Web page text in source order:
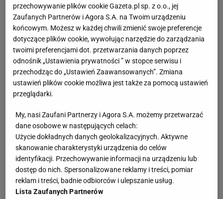
przechowywanie plików cookie Gazeta.pl sp. z o.o., jej
Zaufanych Partnerów i Agora S.A. na Twoim urządzeniu
końcowym. Możesz w każdej chwili zmienić swoje preferencje
dotyczące plików cookie, wywołując narzędzie do zarządzania
twoimi preferencjami dot. przetwarzania danych poprzez
odnośnik „Ustawienia prywatności ” w stopce serwisu i
przechodząc do „Ustawień Zaawansowanych”. Zmiana
ustawień plików cookie możliwa jest także za pomocą ustawień
przeglądarki.
My, nasi Zaufani Partnerzy i Agora S.A. możemy przetwarzać
dane osobowe w następujących celach:
Użycie dokładnych danych geolokalizacyjnych. Aktywne
skanowanie charakterystyki urządzenia do celów
identyfikacji. Przechowywanie informacji na urządzeniu lub
dostęp do nich. Spersonalizowane reklamy i treści, pomiar
reklam i treści, badnie odbiorców i ulepszanie usług.
Lista Zaufanych Partnerów